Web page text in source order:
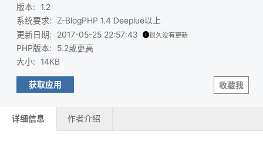
版本:
1.2
系统要求:
Z-BlogPHP 1.4 Deeplue以上
更新日期: 2017-05-25 22:57:43 很久没有更新
PHP版本: 5.2或更高
大小: 14KB
收藏我
获取应用
详细信息 作者介绍